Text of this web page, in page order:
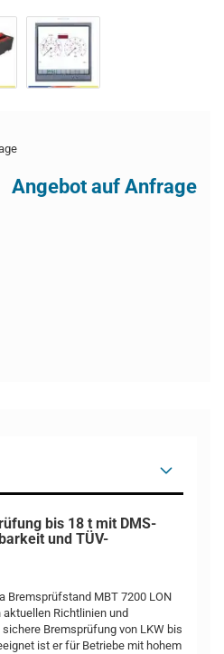
Angebot auf Anfrage
bis 18 t mit DMS-
und TÜV-
Bremsprüfstand MBT 7200 LON
Richtlinien und
Bremsprüfung von LKW bis
ist er für Betriebe mit hohem